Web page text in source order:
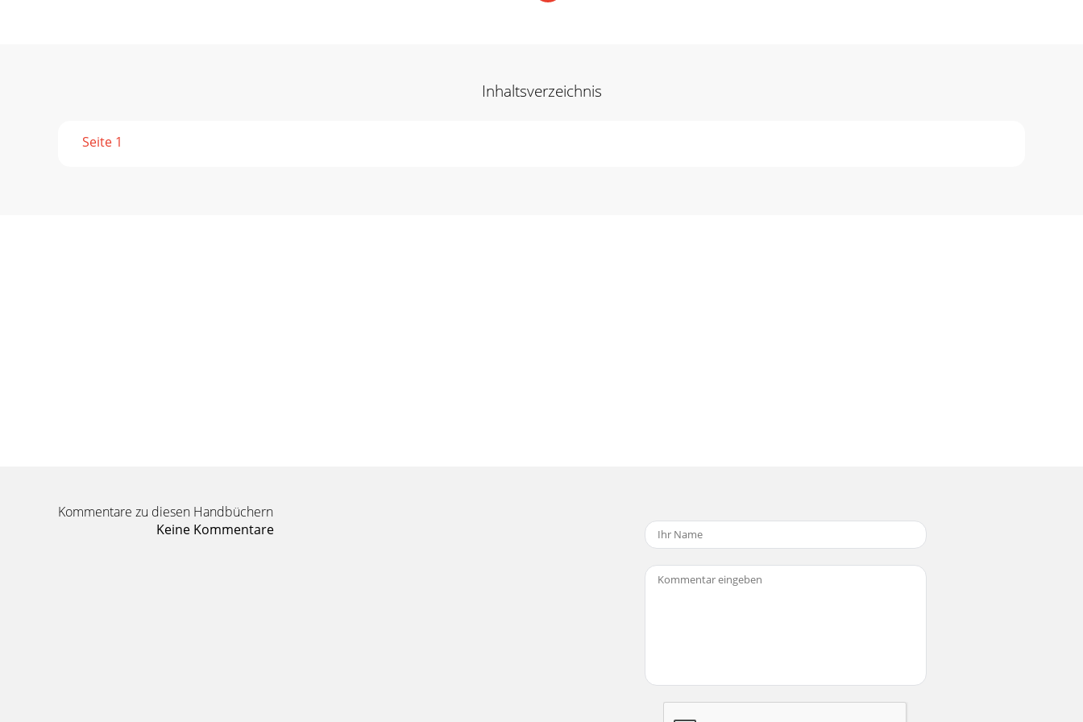
Inhaltsverzeichnis
Seite 1
Kommentare zu diesen Handbüchern
Keine Kommentare